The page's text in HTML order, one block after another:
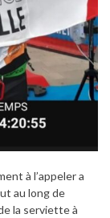
à l’appeler a
au long de
la serviette à